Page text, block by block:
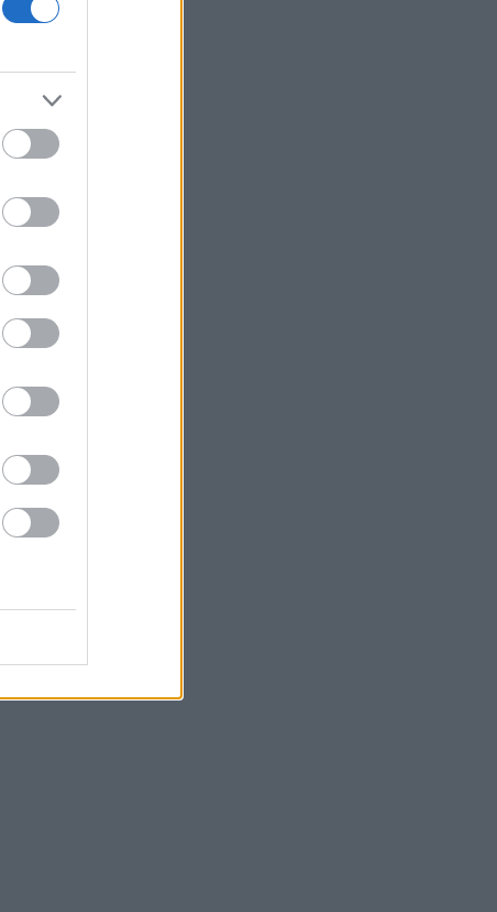
της επέκτασης του Μετρό
Ο ΟΤΕ στους δείκτες FTSE4Good για
18η συνεχόμενη χρονιά
Νέος γύρος χρηματοδότησης 8 δισ.
δολαρίων για τη DeepSeek
άνω των 1,3 δισ. ευρώ φέτος -
Επιταχύνει την ανάπτυξη, μεταθέτει
Στα πράσινα οι ευρωαγορές - Νέο
Πυρκαγιές: 325 αυτοψίες στις
κτίρια σε Δυτ. Αττική και Ρέθυμνο